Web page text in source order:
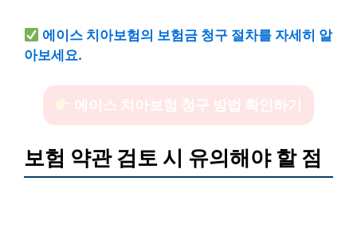
에이스 치아보험의 보험금 청구 절차를 자세히 알
아보세요.
에이스 치아보험 청구 방법 확인하기
보험 약관 검토 시 유의해야 할 점